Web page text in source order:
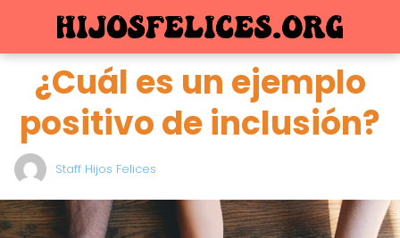
¿Cuál es un ejemplo
positivo de inclusión?
Staff Hijos Felices